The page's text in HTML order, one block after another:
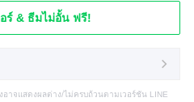
ร์ & ธีมไม่อั้น ฟรี!
าจแสดงผลต่าง/ไม่ครบถ้วนตามเวอร์ชัน LINE